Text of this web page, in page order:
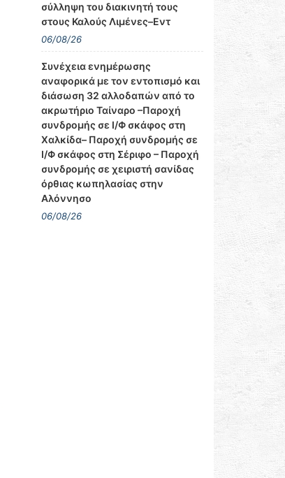
σύλληψη του διακινητή τους
στους Καλούς Λιμένες–Εντ
06/08/26
Συνέχεια ενημέρωσης
αναφορικά με τον εντοπισμό και
διάσωση 32 αλλοδαπών από το
ακρωτήριο Ταίναρο –Παροχή
συνδρομής σε Ι/Φ σκάφος στη
Χαλκίδα– Παροχή συνδρομής σε
Ι/Φ σκάφος στη Σέριφο – Παροχή
συνδρομής σε χειριστή σανίδας
όρθιας κωπηλασίας στην
Αλόννησο
06/08/26